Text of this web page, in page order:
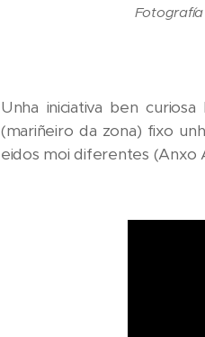
Unha iniciativa ben
(mariñeiro da zona) fixo
eidos moi diferentes (Anxo